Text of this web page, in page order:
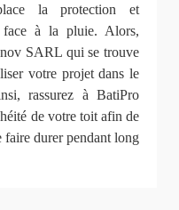
la protection et
face à la pluie. Alors,
SARL qui se trouve
votre projet dans le
rassurez à BatiPro
de votre toit afin de
faire durer pendant long